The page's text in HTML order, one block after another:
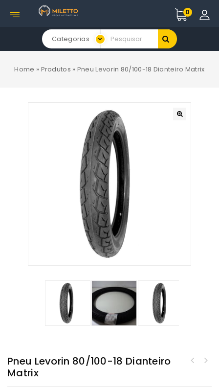
0
Categorias
Home » Produtos » Pneu Levorin 80/100-18 Dianteiro Matrix
Pneu Levorin 80/100-18 Dianteiro
Matrix